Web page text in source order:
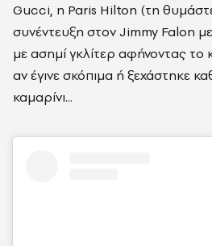
Gucci, η Paris Hilton (τη
συνέντευξη στον Jimmy Falon
με ασημί γκλίτερ αφήνοντας το
αν έγινε σκόπιμα ή ξεχάστηκε
καμαρίνι...